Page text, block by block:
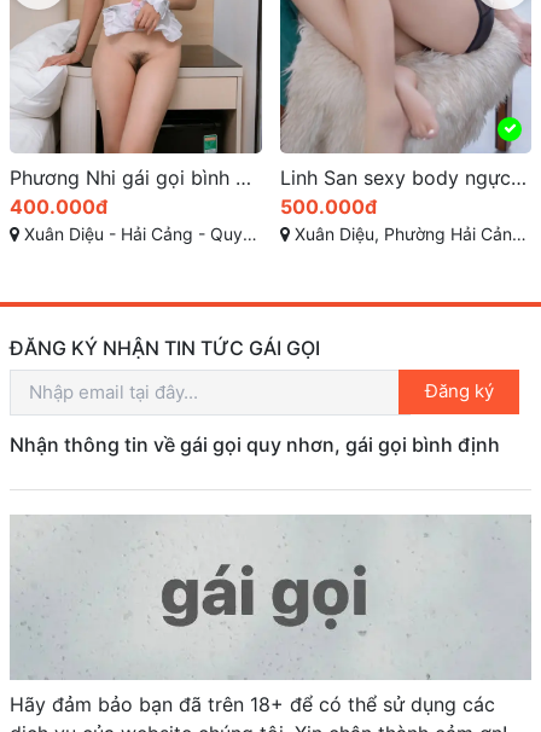
Linh San sexy body ngực thật siêu đẹp
500.000đ
Xuân Diệu, Phường Hải Cảng, Quy Nhơn
Diễm Lan xinh xắn với những màn BJ cực đã
400.000đ
Ghềnh Ráng, Quy Nhơn - Bình Định
ĐĂNG KÝ NHẬN TIN TỨC GÁI GỌI
Đăng ký
Nhận thông tin về gái gọi quy nhơn, gái gọi bình định
Hãy đảm bảo bạn đã trên 18+ để có thể sử dụng các